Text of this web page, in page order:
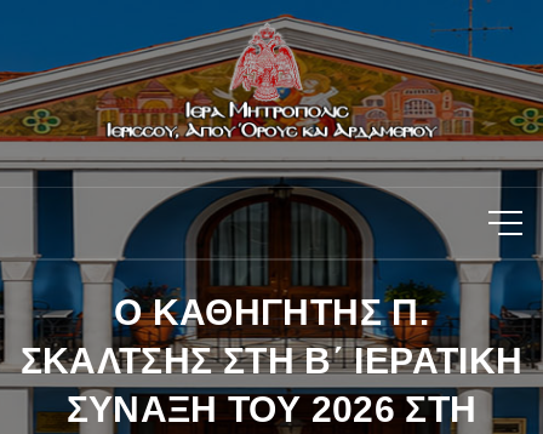
Ο ΚΑΘΗΓΗΤΗΣ Π.
ΣΚΑΛΤΣΗΣ ΣΤΗ Β΄ ΙΕΡΑΤΙΚΗ
ΣΥΝΑΞΗ ΤΟΥ 2026 ΣΤΗ